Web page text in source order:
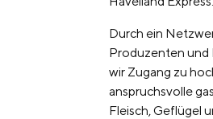
Durch ein
Produzenten
wir Zugang zu
anspruchsvolle
Fleisch, Geflügel